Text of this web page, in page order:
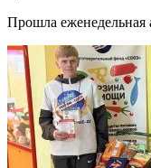
Прошла